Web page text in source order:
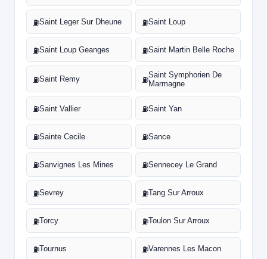
⛽Saint Leger Sur Dheune ⛽Saint Loup
⛽Saint Loup Geanges ⛽Saint Martin Belle Roche
⛽Saint Remy ⛽
Saint Symphorien De
Marmagne
⛽Saint Vallier ⛽Saint Yan
⛽Sainte Cecile ⛽Sance
⛽Sanvignes Les Mines ⛽Sennecey Le Grand
⛽Sevrey ⛽Tang Sur Arroux
⛽Torcy ⛽Toulon Sur Arroux
⛽Tournus ⛽Varennes Les Macon